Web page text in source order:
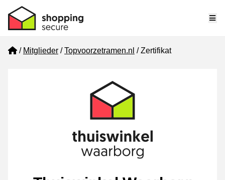
Home
Mitglieder Topvoorzetramen.nl Zertifikat